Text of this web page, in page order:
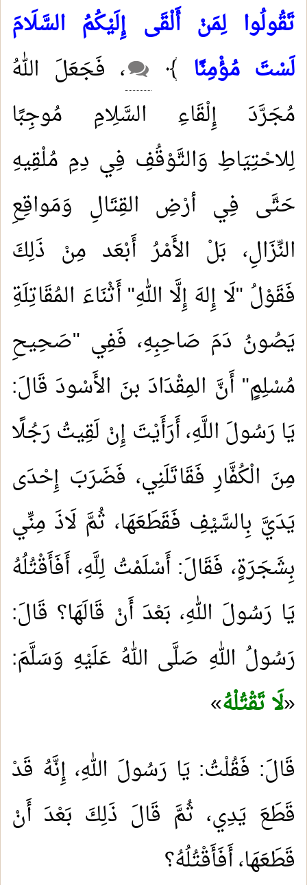
تَقُولُوا لِمَنْ أَلْقَى إِلَيْكُمُ السَّلَامَ
لَسْتَ مُؤْمِنًا ﴾
، فَجَعَلَ اللهُ
مُجَرَّدَ إِلْقَاءِ السَّلِامِ مُوجِبًا
لِلاحْتِيَاطِ وَالتَّوْقُفِ فِي دِمِ مُلْقِيهِ
حَتَّى فِي أرْضِ القِتَالِ وَمَواقِعِ
النِّزَالِ، بَلْ الأَمْرُ أَبْعَد مِنْ ذَلِكَ
فَقَوْلُ "لَا إِلهَ إِلَّا اللهِ" أَثْنَاءَ المُقَاتِلَةِ
يَصُونُ دَمَ صَاحِبِهِ، فَفِي "صَحِيحِ
مُسْلِمٍ" أَنَّ المِقْدَادَ بنَ الأَسْودَ قَالَ:
يَا رَسُولَ اللَّهِ، أَرَأَيْتَ إِنْ لَقِيتُ رَجُلًا
مِنَ الْكُفَّارِ فَقَاتَلَنِي، فَضَرَبَ إِحْدَى
يَدَيَّ بِالسَّيْفِ فَقَطَعَهَا، ثُمَّ لَاذَ مِنِّي
بِشَجَرَةٍ، فَقَالَ: أَسْلَمْتُ لِلَّهِ، أَفَأَقْتُلُهُ
يَا رَسُولَ اللهِ، بَعْدَ أَنْ قَالَهَا؟ قَالَ:
رَسُولُ اللهِ صَلَّى اللهُ عَلَيْهِ وَسَلَّمَ:
«لَا تَقْتُلْهُ«
قَالَ: فَقُلْتُ: يَا رَسُولَ اللهِ، إِنَّهُ قَدْ
قَطَعَ يَدِي، ثُمَّ قَالَ ذَلِكَ بَعْدَ أَنْ
قَطَعَهَا، أَفَأَقْتُلُهُ؟